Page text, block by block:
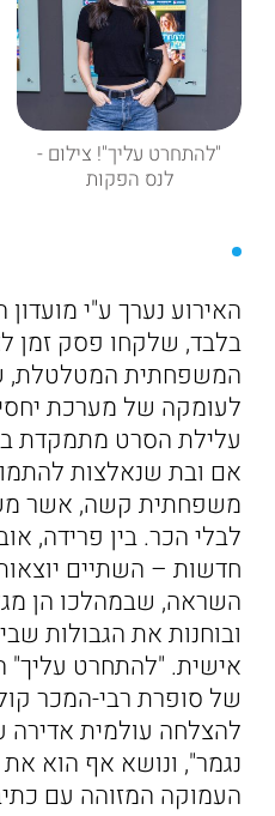
"להתחרט עליך"! צילום -
לנס הפקות
האירוע נערך ע"י
בלבד, שלקחו פסק זמן
המשפחתית המטלטלת,
לעומקה של מערכת
עלילת הסרט מתמקדת
אם ובת שנאלצות
משפחתית קשה, אשר
לבלי הכר. בין פרידה,
חדשות – השתיים
השראה, שבמהלכו הן
ובוחנות את הגבולות
אישית. "להתחרט עליך"
של סופרת רבי-המכר
להצלחה עולמית אדירה
נגמר", ונושא אף הוא
העמוקה המזוהה עם